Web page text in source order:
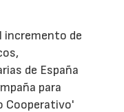
incremento de
de España
para
Cooperativo'